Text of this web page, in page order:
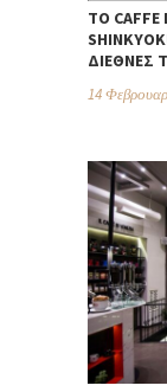
ΤΟ
ΔΙΕΘΝΈΣ
14